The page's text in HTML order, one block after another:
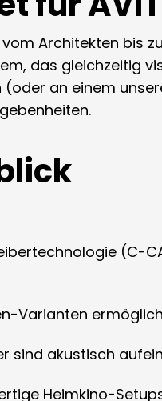
Architekten bis
das gleichzeitig
an einem
(C-
Varianten
sind akustisch
Heimkino-